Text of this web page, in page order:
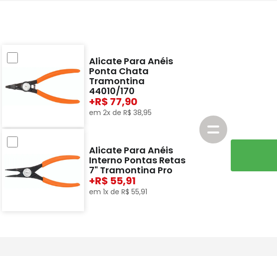
Alicate Para Anéis
Ponta Chata
Tramontina
44010/170
+ 77,90
em2x deR$ 38,95
Alicate Para Anéis
Interno Pontas Retas
7" Tramontina Pro
+ 55,91
em1x deR$ 55,91